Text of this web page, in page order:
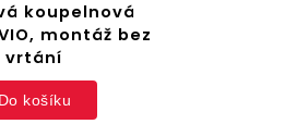
koupelnová
montáž bez
vrtání
Do košíku